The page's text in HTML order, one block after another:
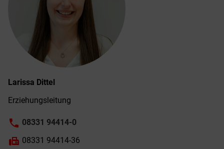
Larissa Dittel
Erziehungs­leitung
phone 08331 94414-0
fax 08331 94414-36